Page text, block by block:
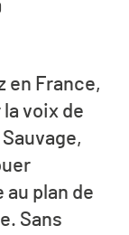
en France,
la voix de
plan de
Sans